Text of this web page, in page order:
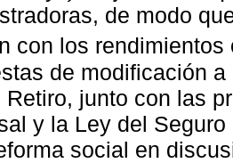
de modo
con los rendimientos
de modificación
Retiro, junto con las
y la Ley del
social en